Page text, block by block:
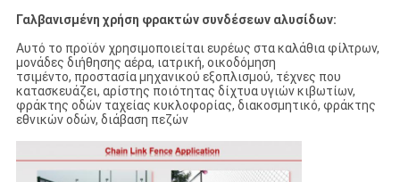
Γαλβανισμένη χρήση φρακτών συνδέσεων αλυσίδων:
Αυτό το προϊόν χρησιμοποιείται ευρέως στα καλάθια φίλτρων,
μονάδες διήθησης αέρα, ιατρική, οικοδόμηση
τσιμέντο, προστασία μηχανικού εξοπλισμού, τέχνες που
κατασκευάζει, αρίστης ποιότητας δίχτυα υγιών κιβωτίων,
φράκτης οδών ταχείας κυκλοφορίας, διακοσμητικό, φράκτης
εθνικών οδών, διάβαση πεζών